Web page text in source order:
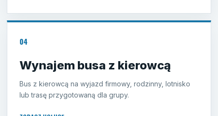
04
Wynajem busa z kierowcą
Bus z kierowcą na wyjazd firmowy, rodzinny, lotnisko
lub trasę przygotowaną dla grupy.